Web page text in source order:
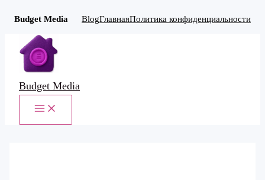
Budget Media BlogГлавнаяПолитика конфиденциальности
Перейти
содержимому
Budget Media
MAIN